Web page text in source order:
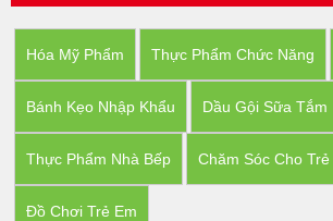
Hóa Mỹ Phẩm Thực Phẩm Chức Năng
Bánh Kẹo Nhập Khẩu Dầu Gội Sữa Tắm
Thực Phẩm Nhà Bếp Chăm Sóc Cho Trẻ
Đồ Chơi Trẻ Em